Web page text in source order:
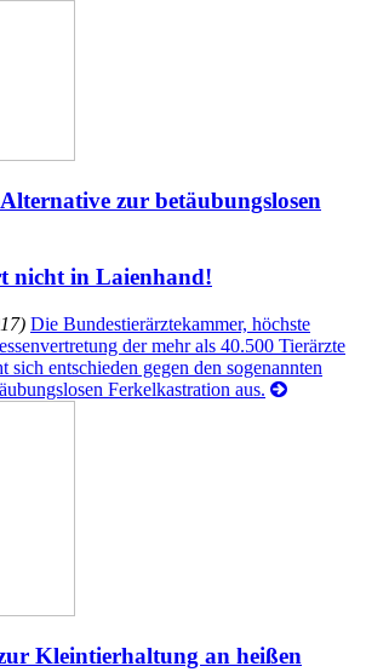
zur betäubungslosen
nicht in Laienhand!
Die Bundestierärztekammer, höchste
der mehr als 40.500 Tierärzte
sich entschieden gegen den sogenannten
Ferkelkastration aus.
Kleintierhaltung an heißen